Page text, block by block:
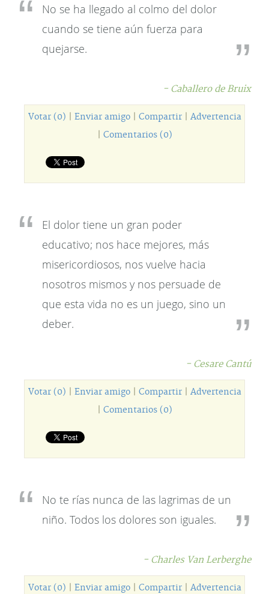
No se ha llegado al colmo del dolor
cuando se tiene aún fuerza para
quejarse.
- Caballero de Bruix
Votar (0) Enviar amigo| Compartir| Advertencia
Comentarios (0)
El dolor tiene un gran poder
educativo; nos hace mejores, más
misericordiosos, nos vuelve hacia
nosotros mismos y nos persuade de
que esta vida no es un juego, sino un
deber.
- Cesare Cantú
Votar (0) Enviar amigo| Compartir| Advertencia
Comentarios (0)
No te rías nunca de las lagrimas de un
niño. Todos los dolores son iguales.
- Charles Van Lerberghe
Votar (0) Enviar amigo| Compartir| Advertencia